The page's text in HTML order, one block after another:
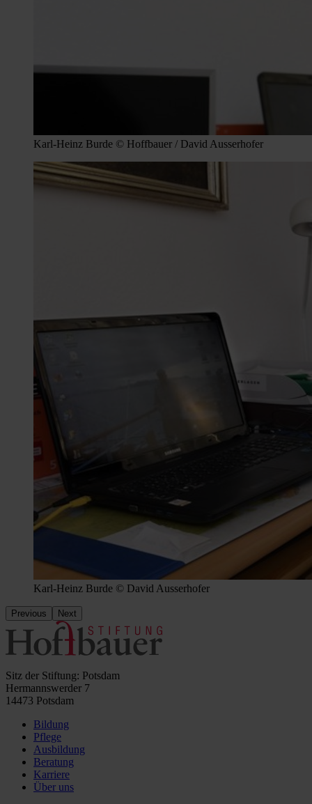
Karl-Heinz Burde © Hoffbauer / David Ausserhofer
Karl-Heinz Burde © David Ausserhofer
Previous Next
Sitz der Stiftung: Potsdam
Hermannswerder 7
14473 Potsdam
Bildung
Pflege
Ausbildung
Beratung
Karriere
Über uns